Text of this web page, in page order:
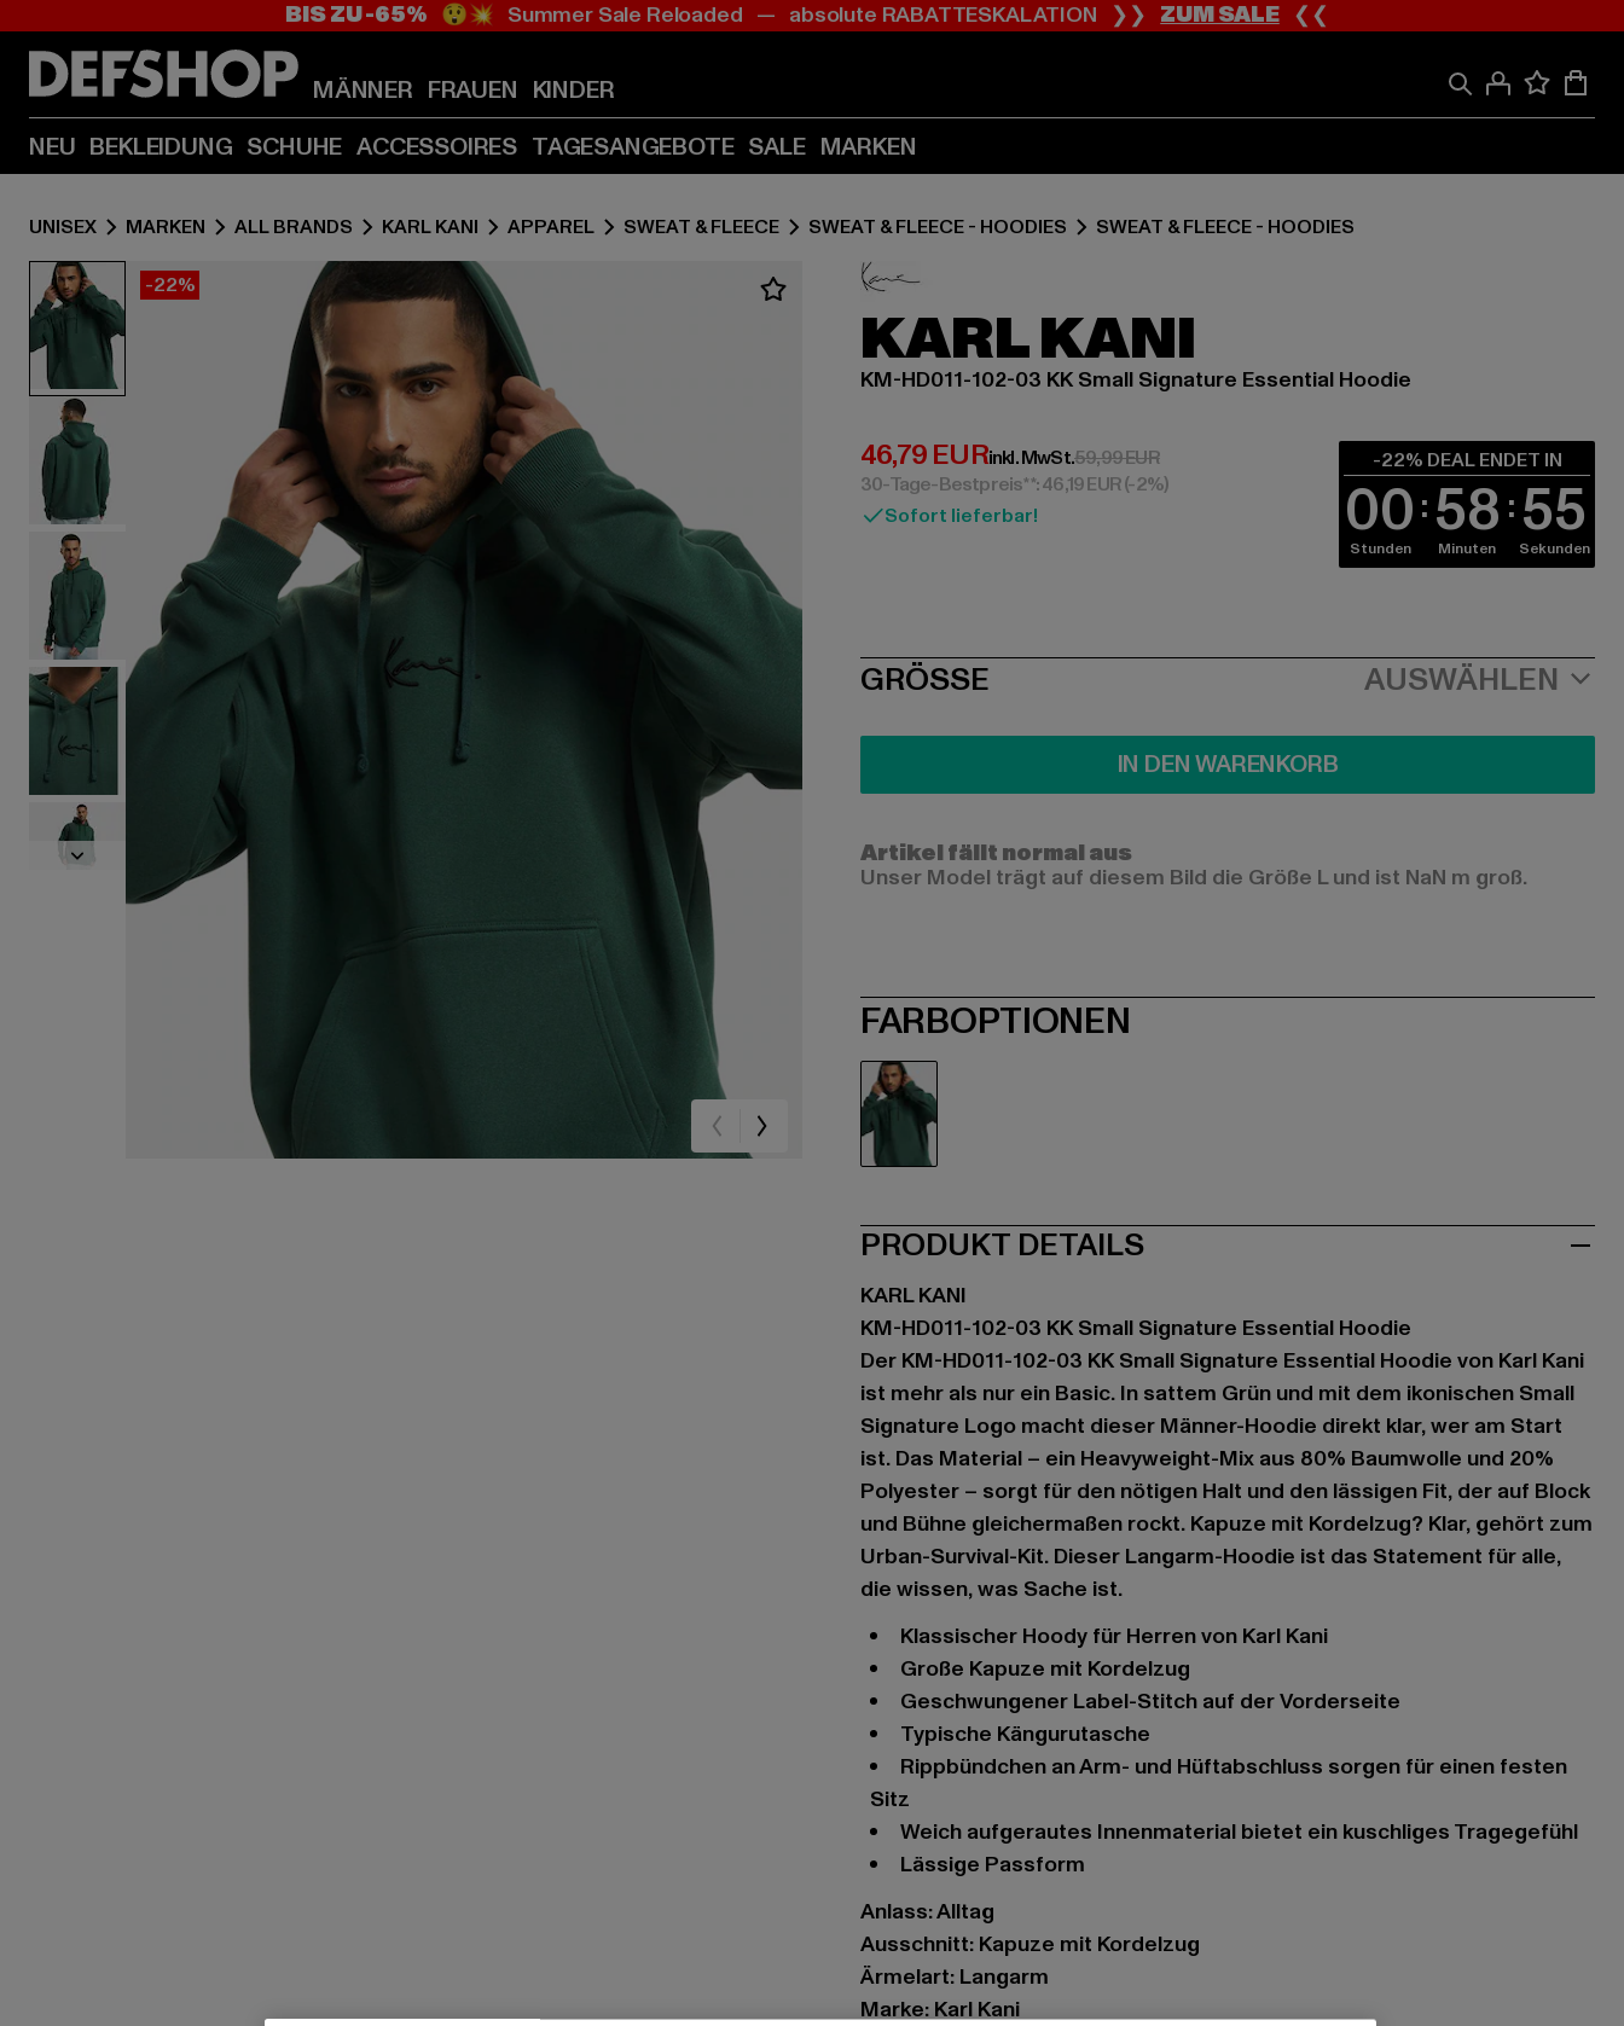
Zum
(Enter
drücken)
Zum
(Enter
drücken)
BIS ZU -65% 😲💥 Summer Sale Reloaded — absolute RABATTESKALATION ❯❯ZUM SALE❮❮
MÄNNER FRAUEN KINDER
NEU BEKLEIDUNG SCHUHE ACCESSOIRES TAGESANGEBOTE SALE MARKEN
UNISEX MARKEN ALL BRANDS KARL KANI APPAREL SWEAT & FLEECE SWEAT & FLEECE - HOODIES SWEAT & FLEECE - HOODIES
-22%
KARL KANI
KM-HD011-102-03 KK Small Signature Essential Hoodie
46,79 EUR
Derzeitiger Preis: 46,79 EUR
inkl. MwSt.59,99 EURAktionspreis: 59,99 EUR
30-Tage-Bestpreis**: 46,19 EUR(-2%)
Sofort lieferbar!
-22% DEAL ENDET IN
00
Stunden 58
Minuten 54
Sekunden
SIZE
GRÖSSE AUSWÄHLEN
IN DEN WARENKORB
Artikel fällt normal aus
Unser Model trägt auf diesem Bild die Größe L und ist NaN m groß.
FARBOPTIONEN
PRODUKT DETAILS
KARL KANI
KM-HD011-102-03 KK Small Signature Essential Hoodie
Der KM-HD011-102-03 KK Small Signature Essential Hoodie von Karl Kani
ist mehr als nur ein Basic. In sattem Grün und mit dem ikonischen Small
Signature Logo macht dieser Männer-Hoodie direkt klar, wer am Start
ist. Das Material – ein Heavyweight-Mix aus 80% Baumwolle und 20%
Polyester – sorgt für den nötigen Halt und den lässigen Fit, der auf Block
und Bühne gleichermaßen rockt. Kapuze mit Kordelzug? Klar, gehört zum
Urban-Survival-Kit. Dieser Langarm-Hoodie ist das Statement für alle,
die wissen, was Sache ist.
Klassischer Hoody für Herren von Karl Kani
Große Kapuze mit Kordelzug
Geschwungener Label-Stitch auf der Vorderseite
Typische Kängurutasche
Rippbündchen an Arm- und Hüftabschluss sorgen für einen festen
Sitz
Weich aufgerautes Innenmaterial bietet ein kuschliges Tragegefühl
Lässige Passform
Anlass: Alltag
Ausschnitt: Kapuze mit Kordelzug
Ärmelart: Langarm
Marke: Karl Kani